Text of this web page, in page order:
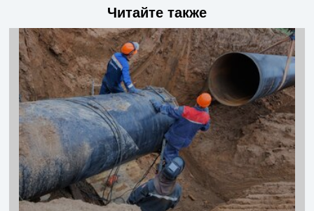
Читайте также